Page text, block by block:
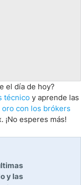
el día de hoy?
técnico y aprende las
oro con los brókers
¡No esperes más!
y las